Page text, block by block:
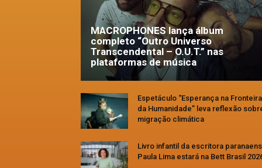
MACROPHONES lança álbum
completo “Outro Universo
Transcendental – O.U.T.” nas
plataformas de música
Espetáculo “Esperança na Fronteira
da Humanidade” leva reflexão
migração climática
Livro infantil da escritora
Paula Lima estará na Bett Brasil